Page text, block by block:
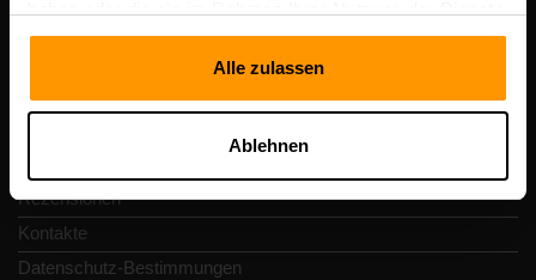
gesammelt haben.
Alle zulassen
Ablehnen
Rezensionen
Kontakte
Datenschutz-Bestimmungen